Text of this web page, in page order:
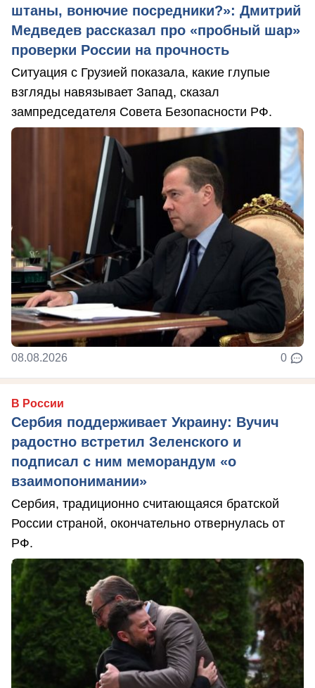
штаны, вонючие посредники?»: Дмитрий
Медведев рассказал про «пробный шар»
проверки России на прочность
Ситуация с Грузией показала, какие глупые
взгляды навязывает Запад, сказал
зампредседателя Совета Безопасности РФ.
08.08.2026 0
В России
Сербия поддерживает Украину: Вучич
радостно встретил Зеленского и
подписал с ним меморандум «о
взаимопонимании»
Сербия, традиционно считающаяся братской
России страной, окончательно отвернулась от
РФ.